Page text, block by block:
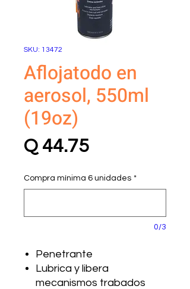
SKU: 13472
Aflojatodo en
aerosol, 550ml
(19oz)
Q 44.75Precio
Compra mínima 6 unidades *
0/3
Penetrante
Lubrica y libera
mecanismos trabados